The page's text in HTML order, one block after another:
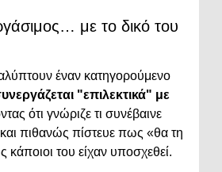
με το δικό του
έναν κατηγορούμενο
"επιλεκτικά" με
ότι γνώριζε τι συνέβαινε
πιθανώς πίστευε πως «θα τη
του είχαν υποσχεθεί.